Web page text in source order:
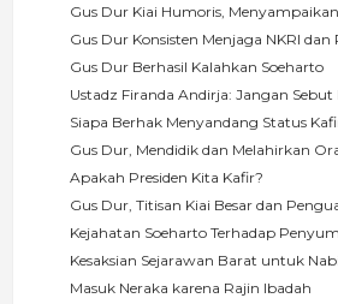
Gus Dur Kiai Humoris, Menyampaikan
Gus Dur Konsisten Menjaga NKRI dan
Gus Dur Berhasil Kalahkan Soeharto
Ustadz Firanda Andirja: Jangan Sebut
Siapa Berhak Menyandang Status
Gus Dur, Mendidik dan Melahirkan
Apakah Presiden Kita Kafir?
Gus Dur, Titisan Kiai Besar dan
Kejahatan Soeharto Terhadap
Kesaksian Sejarawan Barat untuk
Masuk Neraka karena Rajin Ibadah